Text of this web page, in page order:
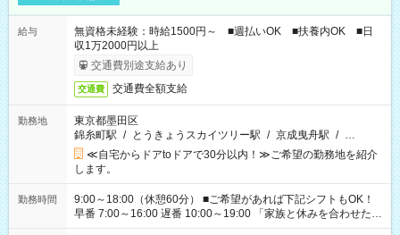
給与
無資格未経験：時給1500円～ ■週払いOK ■扶養内OK ■日
収1万2000円以上
交通費別途支給あり
交通費 交通費全額支給
勤務地
東京都墨田区
錦糸町駅 / とうきょうスカイツリー駅 / 京成曳舟駅 / …
≪自宅からドアtoドアで30分以内！≫ご希望の勤務地を紹介
します。
勤務時間
9:00～18:00（休憩60分） ■ご希望があれば下記シフトもOK！
早番 7:00～16:00 遅番 10:00～19:00 「家族と休みを合わせた
い」 「余裕を持って夕飯の準備がしたい」 「できれば残業はし